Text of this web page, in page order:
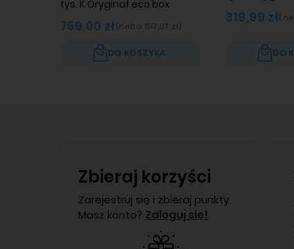
tys. K Oryginał eco box
759,00 zł(netto: 617,07 zł
DO KOSZYKA
319,99 zł
DO
Zbieraj korzyści
Zarejestruj się i zbieraj punkty.
Masz konto? Zaloguj się!